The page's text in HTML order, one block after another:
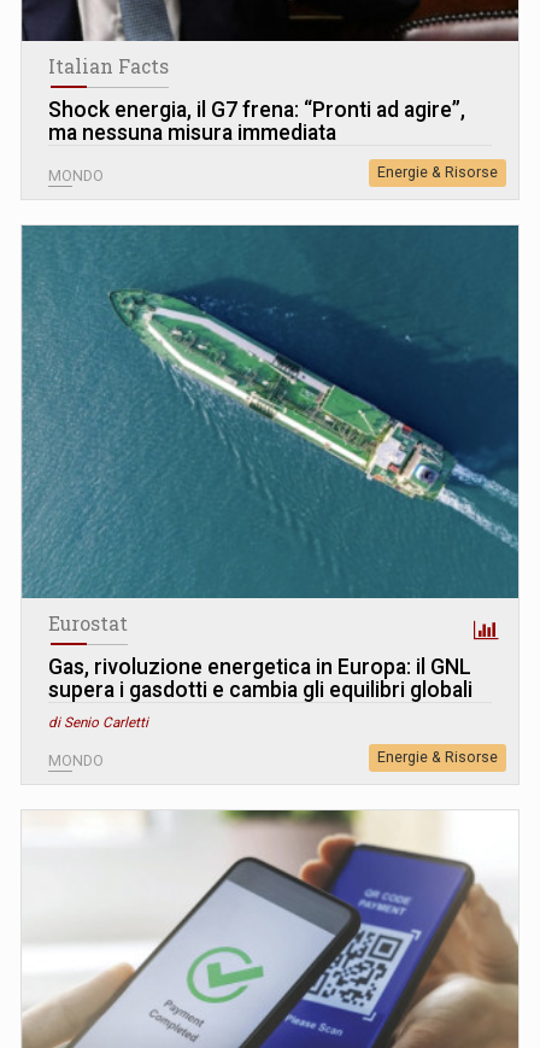
Italian Facts
Shock energia, il G7 frena: “Pronti ad agire”,
ma nessuna misura immediata
MONDO Energie & Risorse
Eurostat
Gas, rivoluzione energetica in Europa: il GNL
supera i gasdotti e cambia gli equilibri globali
di Senio Carletti
MONDO Energie & Risorse